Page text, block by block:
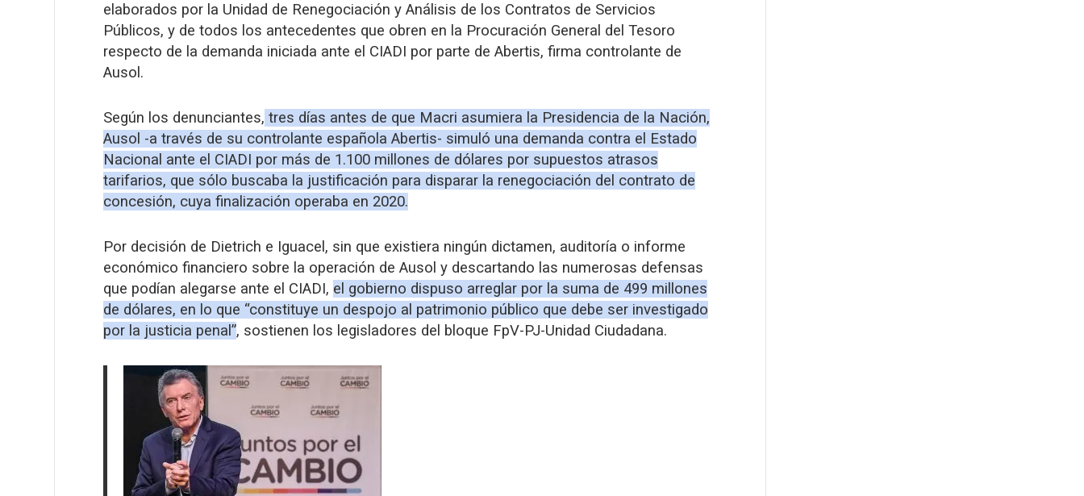
elaborados por la Unidad de Renegociación y Análisis de los Contratos de Servicios
Públicos, y de todos los antecedentes que obren en la Procuración General del Tesoro
respecto de la demanda iniciada ante el CIADI por parte de Abertis, firma controlante de
Ausol.
Según los denunciantes, tres días antes de que Macri asumiera la Presidencia de la Nación,
Ausol -a través de su controlante española Abertis- simuló una demanda contra el Estado
Nacional ante el CIADI por más de 1.100 millones de dólares por supuestos atrasos
tarifarios, que sólo buscaba la justificación para disparar la renegociación del contrato de
concesión, cuya finalización operaba en 2020.
Por decisión de Dietrich e Iguacel, sin que existiera ningún dictamen, auditoría o informe
económico financiero sobre la operación de Ausol y descartando las numerosas defensas
que podían alegarse ante el CIADI, el gobierno dispuso arreglar por la suma de 499 millones
de dólares, en lo que “constituye un despojo al patrimonio público que debe ser investigado
por la justicia penal”, sostienen los legisladores del bloque FpV-PJ-Unidad Ciudadana.